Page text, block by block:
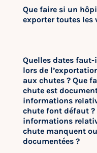
Que faire si un
exporter toutes les
Quelles dates
lors de
aux chutes ? Que
chute est
informations
chute font défaut ?
informations
chute manquent
documentées ?